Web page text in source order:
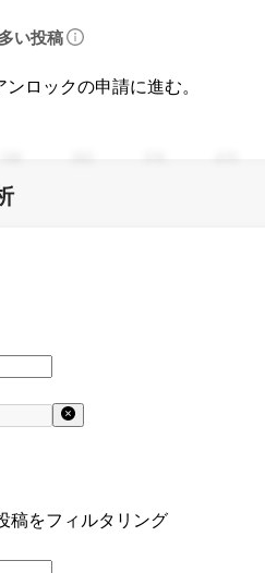
い投稿
ロックの申請に進む。
稿をフィルタリング